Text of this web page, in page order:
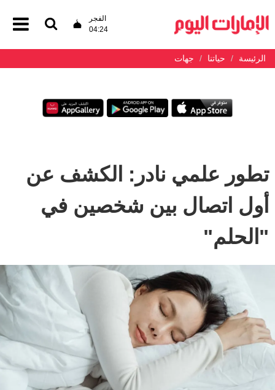
الفجر
04:24
الرئيسة حياتنا جهات
تطور علمي نادر: الكشف عن
أول اتصال بين شخصين في
"الحلم"